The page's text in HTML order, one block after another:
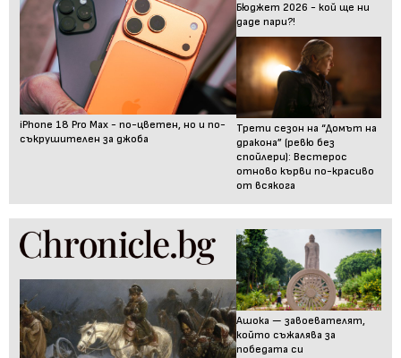
iPhone 18 Pro Max - по-цветен, но и по-
съкрушителен за джоба
Бюджет 2026 - кой ще ни
даде пари?!
Трети сезон на “Домът на
дракона” (ревю без
спойлери): Вестерос
отново кърви по-красиво
от всякога
Ашока — завоевателят,
който съжалява за
победата си